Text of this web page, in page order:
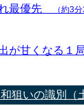
最優先 （約3
が甘くなる１
狙いの識別（